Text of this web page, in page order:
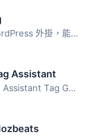
AutoTag 是一款 WordPress 外掛，能夠從文章內容、標題以及搜...
Assistant
Omila Content Tag Assistant Tag Generator is a tool that ...